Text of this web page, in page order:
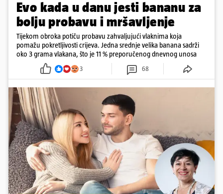
Evo kada u danu jesti bananu za
bolju probavu i mršavljenje
Tijekom obroka potiču probavu zahvaljujući vlaknima koja
pomažu pokretljivosti crijeva. Jedna srednje velika banana sadrži
oko 3 grama vlakana, što je 11 % preporučenog dnevnog unosa
3 68